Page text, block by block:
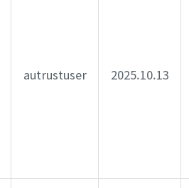
autrustuser 2025.10.13